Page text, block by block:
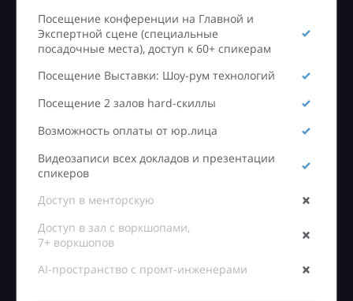
Посещение конференции на Главной и
Экспертной сцене (специальные
посадочные места), доступ к 60+ спикерам
Посещение Выставки: Шоу-рум технологий
Посещение 2 залов hard-скиллы
Возможность оплаты от юр.лица
Видеозаписи всех докладов и презентации
спикеров
Доступ в менторскую
Доступ в зал с воркшопами,
7+ воркшопов
AI-пространство с промт-инженерами